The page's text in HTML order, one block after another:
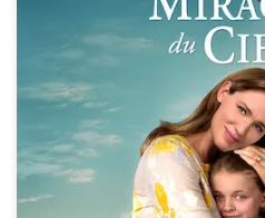
La foi au coeur de l’épreuve
nous raconte ce qu’aucun
de leurs enfants devient
plusieurs semaines, ni la
[…]